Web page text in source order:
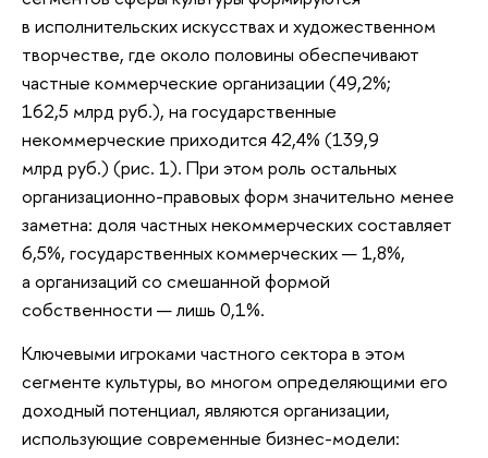
в исполнительских искусствах и художественном
творчестве, где около половины обеспечивают
частные коммерческие организации (49,2%;
162,5 млрд руб.), на государственные
некоммерческие приходится 42,4% (139,9
млрд руб.) (рис. 1). При этом роль остальных
организационно-правовых форм значительно менее
заметна: доля частных некоммерческих составляет
6,5%, государственных коммерческих — 1,8%,
а организаций со смешанной формой
собственности — лишь 0,1%.
Ключевыми игроками частного сектора в этом
сегменте культуры, во многом определяющими его
доходный потенциал, являются организации,
использующие современные бизнес-модели: